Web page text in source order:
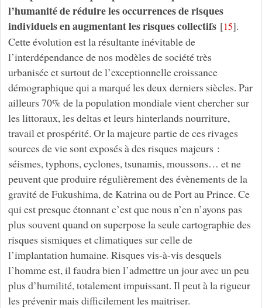
l’humanité de réduire les occurrences de risques
individuels en augmentant les risques collectifs[15].
Cette évolution est la résultante inévitable de
l’interdépendance de nos modèles de société très
urbanisée et surtout de l’exceptionnelle croissance
démographique qui a marqué les deux derniers siècles. Par
ailleurs 70% de la population mondiale vient chercher sur
les littoraux, les deltas et leurs hinterlands nourriture,
travail et prospérité. Or la majeure partie de ces rivages
sources de vie sont exposés à des risques majeurs :
séismes, typhons, cyclones, tsunamis, moussons… et ne
peuvent que produire régulièrement des évènements de la
gravité de Fukushima, de Katrina ou de Port au Prince. Ce
qui est presque étonnant c’est que nous n’en n’ayons pas
plus souvent quand on superpose la seule cartographie des
risques sismiques et climatiques sur celle de
l’implantation humaine. Risques vis-à-vis desquels
l’homme est, il faudra bien l’admettre un jour avec un peu
plus d’humilité, totalement impuissant. Il peut à la rigueur
les prévenir mais difficilement les maitriser.